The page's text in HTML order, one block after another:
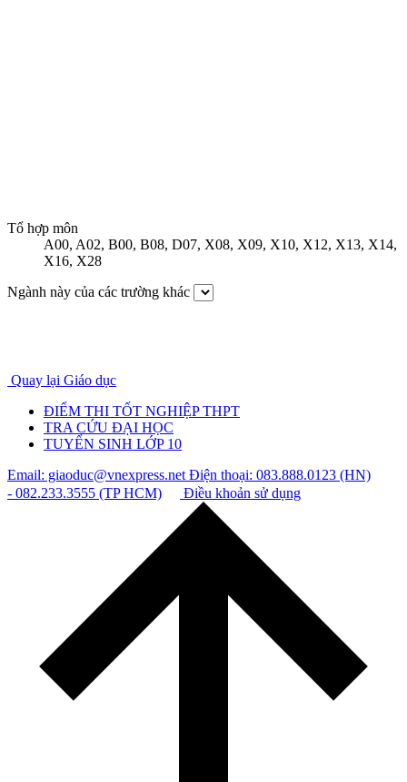
Tổ hợp môn
A00, A02, B00, B08, D07, X08, X09, X10, X12, X13, X14,
X16, X28
Ngành này của các trường khác
Quay lại Giáo dục
ĐIỂM THI TỐT NGHIỆP THPT
TRA CỨU ĐẠI HỌC
TUYỂN SINH LỚP 10
Email: giaoduc@vnexpress.netĐiện thoại: 083.888.0123 (HN)
- 082.233.3555 (TP HCM)
Điều khoản sử dụng